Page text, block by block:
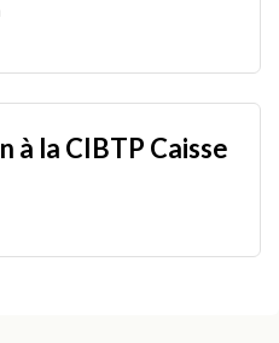
à la CIBTP Caisse